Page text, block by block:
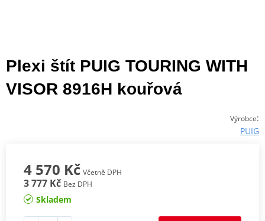
Plexi štít PUIG TOURING WITH
VISOR 8916H kouřová
Výrobce:
PUIG
4 570 Kč Včetně DPH
3 777 Kč Bez DPH
Skladem